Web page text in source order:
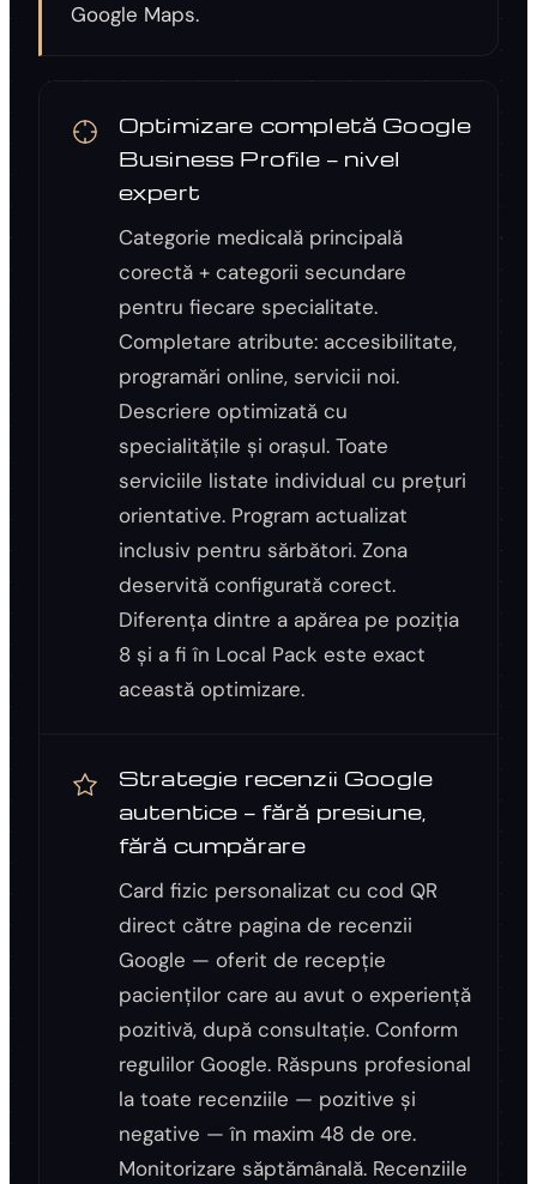
Google Maps.
Optimizare completă Google
Business Profile — nivel
expert
Categorie medicală principală
corectă + categorii secundare
pentru fiecare specialitate.
Completare atribute: accesibilitate,
programări online, servicii noi.
Descriere optimizată cu
specialitățile și orașul. Toate
serviciile listate individual cu prețuri
orientative. Program actualizat
inclusiv pentru sărbători. Zona
deservită configurată corect.
Diferența dintre a apărea pe poziția
8 și a fi în Local Pack este exact
această optimizare.
Strategie recenzii Google
autentice — fără presiune,
fără cumpărare
Card fizic personalizat cu cod QR
direct către pagina de recenzii
Google — oferit de recepție
pacienților care au avut o experiență
pozitivă, după consultație. Conform
regulilor Google. Răspuns profesional
la toate recenziile — pozitive și
negative — în maxim 48 de ore.
Monitorizare săptămânală. Recenziile